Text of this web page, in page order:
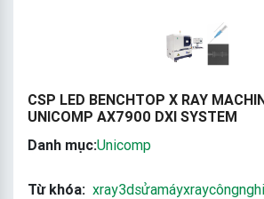
CSP LED BENCHTOP X RAY
UNICOMP AX7900 DXI SYSTEM
Danh mục:Unicomp
Từ khóa: